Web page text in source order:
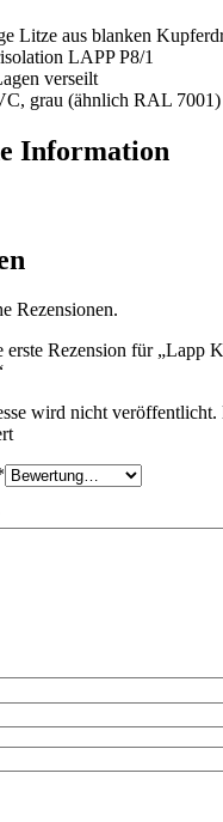
Litze aus blanken
LAPP P8/1
verseilt
grau (ähnlich RAL 7001)
Information
Rezensionen.
erste Rezension für „Lapp
wird nicht veröffentlicht.